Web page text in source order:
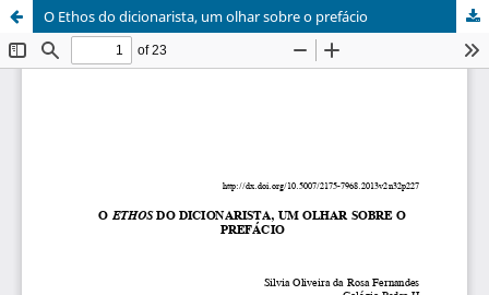
O Ethos do dicionarista, um olhar sobre o prefácio